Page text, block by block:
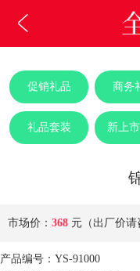
促销礼品 商务
礼品套装 新上
市场价： 368 元（出厂价
产品编号：YS-91000